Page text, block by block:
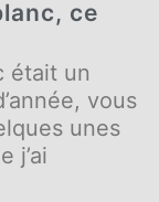
ce
était un
vous
unes
j’ai